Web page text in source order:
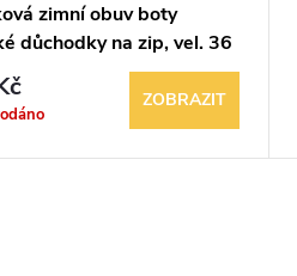
zimní obuv boty
důchodky na zip, vel. 36
ZOBRAZIT